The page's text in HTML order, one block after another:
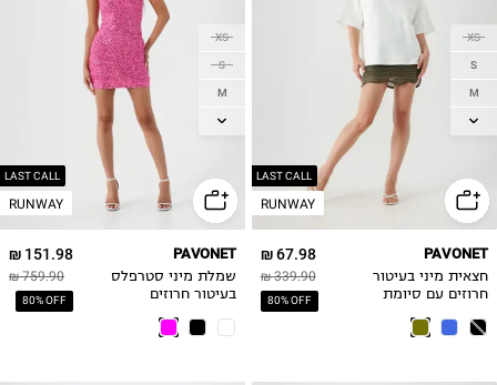
LAST CALL
RUNWAY
XS
S
M
L
67.98 ₪
339.90 ₪
80% OFF
PAVONET
חצאית מיני בעיטור
חרוזים עם סיומת
LAST CALL
RUNWAY
XS
S
M
L
151.98 ₪
759.90 ₪
80% OFF
PAVONET
שמלת מיני סטרפלס
בעיטור חרוזים